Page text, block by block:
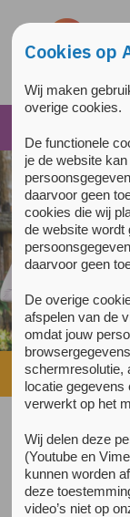
Home»
Preventie
BijPreventie
of cursussen.
Cookies op
Wij maken
overige cookies.
De functionele
je de website
daarvoor geen
cookies die wij
de website wordt
daarvoor geen
De overige
afspelen van de
omdat jouw
schermresolutie,
locatie gegevens
verwerkt op het
Wij delen deze
(Youtube en
kunnen worden
deze
video’s niet op